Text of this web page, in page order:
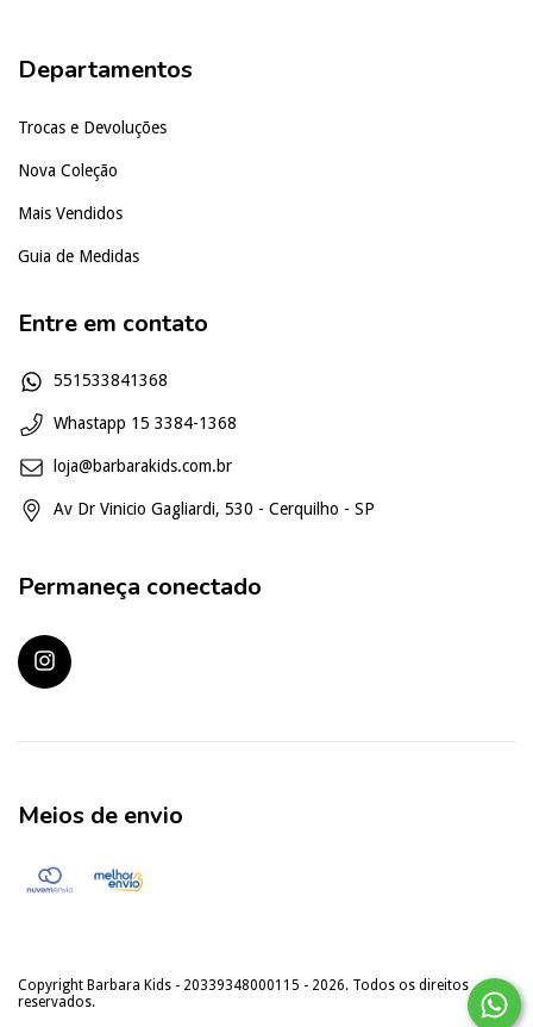
Departamentos
Trocas e Devoluções
Nova Coleção
Mais Vendidos
Guia de Medidas
Entre em contato
551533841368
Whastapp 15 3384-1368
loja@barbarakids.com.br
Av Dr Vinicio Gagliardi, 530 - Cerquilho - SP
Permaneça conectado
Meios de envio
Copyright Barbara Kids - 20339348000115 - 2026. Todos os direitos
reservados.